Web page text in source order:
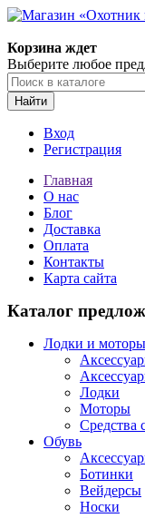
Корзина ждет
Выберите любое
Найти
Вход
Регистрация
Главная
О нас
Блог
Доставка
Оплата
Контакты
Карта сайта
Каталог
Лодки и моторы
Лодки
Моторы
Средства
Обувь
Ботинки
Вейдерсы
Носки